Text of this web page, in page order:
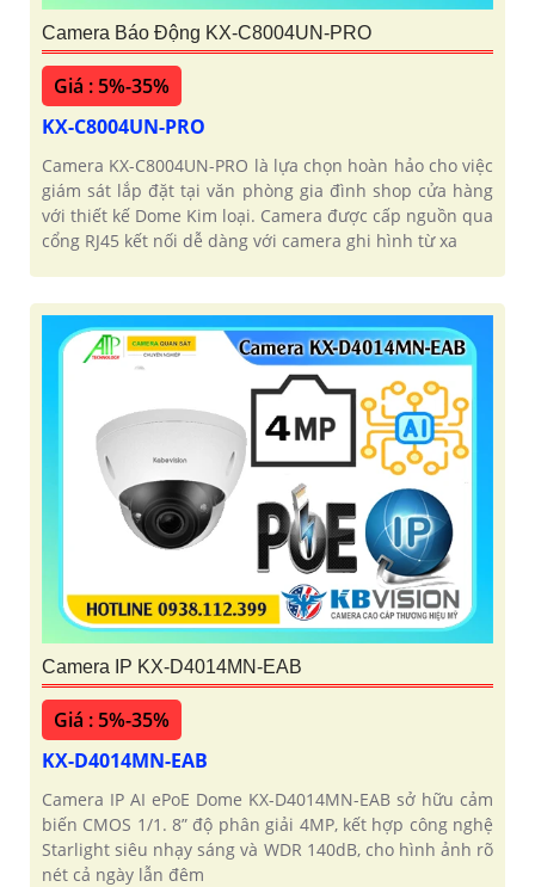
Camera Báo Động KX-C8004UN-PRO
Giá : 5%-35%
KX-C8004UN-PRO
Camera KX-C8004UN-PRO là lựa chọn hoàn hảo cho việc
giám sát lắp đặt tại văn phòng gia đình shop cửa hàng
với thiết kế Dome Kim loại. Camera được cấp nguồn qua
cổng RJ45 kết nối dễ dàng với camera ghi hình từ xa
Camera IP KX-D4014MN-EAB
Giá : 5%-35%
KX-D4014MN-EAB
Camera IP AI ePoE Dome KX-D4014MN-EAB sở hữu cảm
biến CMOS 1/1. 8” độ phân giải 4MP, kết hợp công nghệ
Starlight siêu nhạy sáng và WDR 140dB, cho hình ảnh rõ
nét cả ngày lẫn đêm